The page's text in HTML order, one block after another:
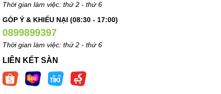
Thời gian làm việc: thứ 2 - thứ 6
GÓP Ý & KHIẾU NẠI (08:30 - 17:00)
0899899397
Thời gian làm việc: thứ 2 - thứ 6
LIÊN KẾT SÀN